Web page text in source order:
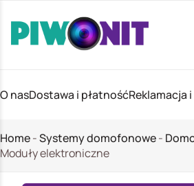
O nasDostawa i płatnośćReklamacja
Home-Systemy domofonowe-
Moduły elektroniczne